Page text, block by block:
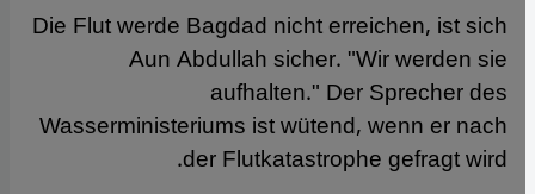
Die Flut werde Bagdad nicht erreichen, ist sich
Aun Abdullah sicher. "Wir werden sie
aufhalten." Der Sprecher des
Wasserministeriums ist wütend, wenn er nach
der Flutkatastrophe gefragt wird.